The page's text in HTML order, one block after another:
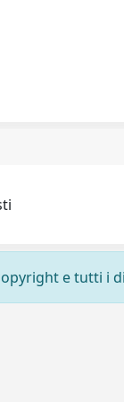
e tutti i